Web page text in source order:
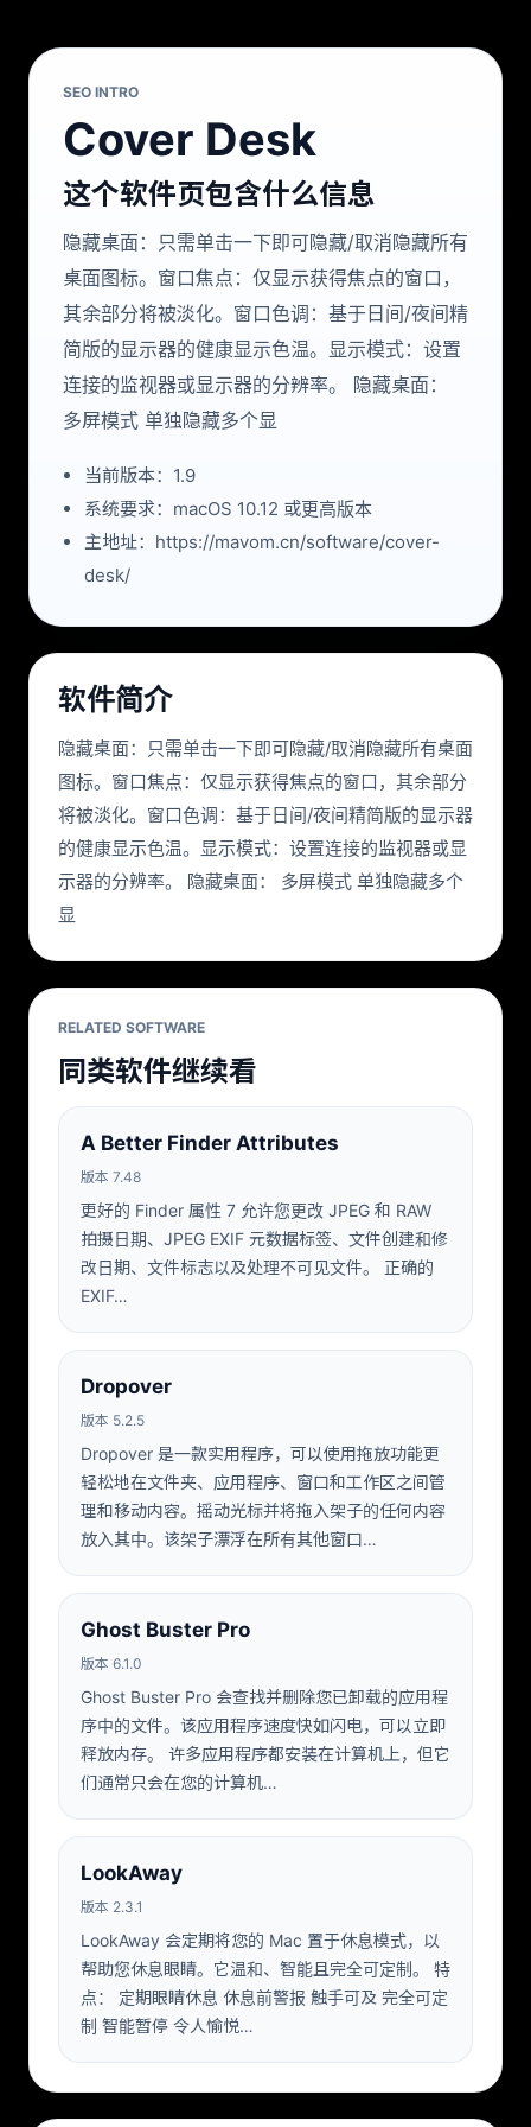
SEO INTRO
Cover Desk
这个软件页包含什么信息
隐藏桌面：只需单击一下即可隐藏/取消隐藏所有
桌面图标。窗口焦点：仅显示获得焦点的窗口，
其余部分将被淡化。窗口色调：基于日间/夜间精
简版的显示器的健康显示色温。显示模式：设置
连接的监视器或显示器的分辨率。 隐藏桌面：
多屏模式 单独隐藏多个显
当前版本：1.9
系统要求：macOS 10.12 或更高版本
主地址：https://mavom.cn/software/cover-
desk/
软件简介
隐藏桌面：只需单击一下即可隐藏/取消隐藏所有桌面
图标。窗口焦点：仅显示获得焦点的窗口，其余部分
将被淡化。窗口色调：基于日间/夜间精简版的显示器
的健康显示色温。显示模式：设置连接的监视器或显
示器的分辨率。 隐藏桌面： 多屏模式 单独隐藏多个
显
RELATED SOFTWARE
同类软件继续看
A Better Finder Attributes
版本 7.48
更好的 Finder 属性 7 允许您更改 JPEG 和 RAW
拍摄日期、JPEG EXIF 元数据标签、文件创建和修
改日期、文件标志以及处理不可见文件。 正确的
EXIF…
Dropover
版本 5.2.5
Dropover 是一款实用程序，可以使用拖放功能更
轻松地在文件夹、应用程序、窗口和工作区之间管
理和移动内容。摇动光标并将拖入架子的任何内容
放入其中。该架子漂浮在所有其他窗口…
Ghost Buster Pro
版本 6.1.0
Ghost Buster Pro 会查找并删除您已卸载的应用程
序中的文件。该应用程序速度快如闪电，可以立即
释放内存。 许多应用程序都安装在计算机上，但它
们通常只会在您的计算机…
LookAway
版本 2.3.1
LookAway 会定期将您的 Mac 置于休息模式，以
帮助您休息眼睛。它温和、智能且完全可定制。 特
点： 定期眼睛休息 休息前警报 触手可及 完全可定
制 智能暂停 令人愉悦…